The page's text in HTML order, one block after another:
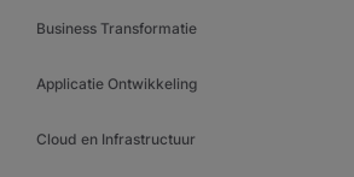
Business Transformatie
Applicatie Ontwikkeling
Cloud en Infrastructuur